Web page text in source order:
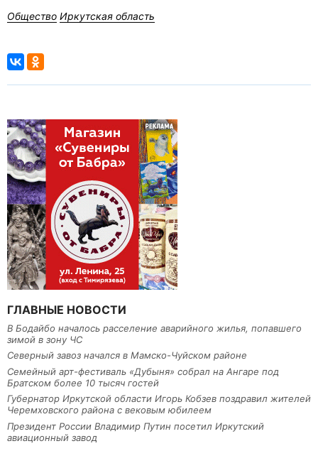
Общество Иркутская область
ГЛАВНЫЕ НОВОСТИ
В Бодайбо началось расселение аварийного жилья, попавшего
зимой в зону ЧС
Северный завоз начался в Мамско-Чуйском районе
Семейный арт-фестиваль «Дубыня» собрал на Ангаре под
Братском более 10 тысяч гостей
Губернатор Иркутской области Игорь Кобзев поздравил жителей
Черемховского района с вековым юбилеем
Президент России Владимир Путин посетил Иркутский
авиационный завод